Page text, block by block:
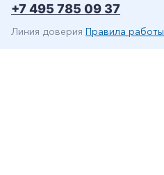
+7 495 785 09 37
Линия доверия Правила работы